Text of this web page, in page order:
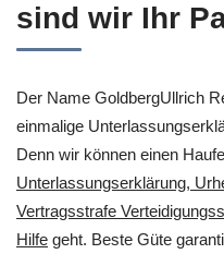
sind wir Ihr
Der Name GoldbergUllrich
einmalige
Denn wir können einen
Unterlassungserklärung,
Vertragsstrafe
Hilfe geht. Beste Güte